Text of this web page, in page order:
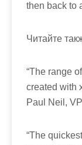
then back to
Читайте
“The range
created with
Paul Neil,
“The